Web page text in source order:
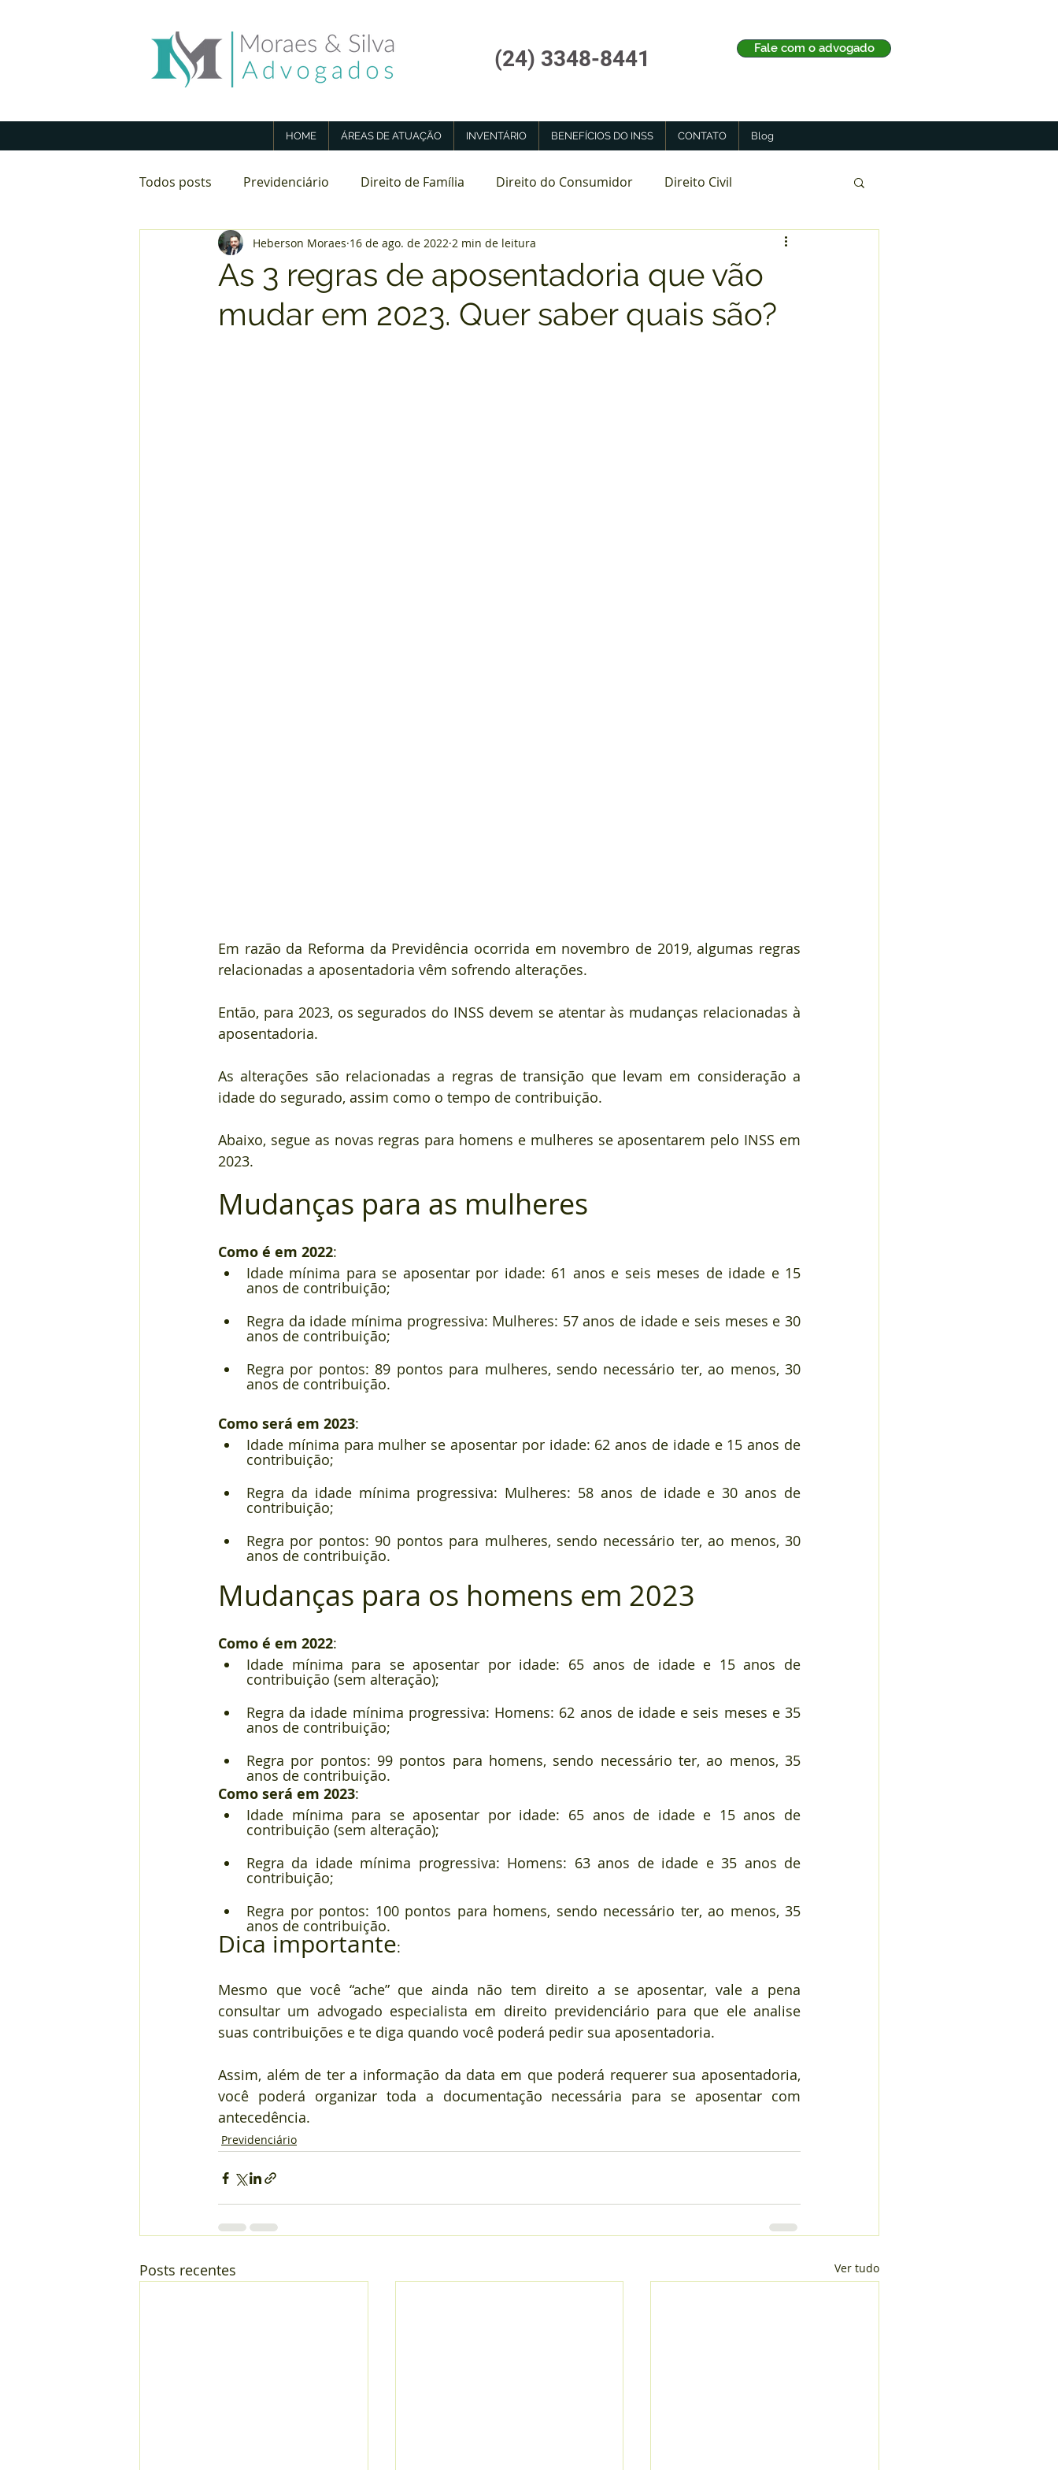
(24) 3348-8441 Fale com o advogado
HOME ÁREAS DE ATUAÇÃO INVENTÁRIO BENEFÍCIOS DO INSS CONTATO Blog
Todos posts Previdenciário Direito de Família Direito do Consumidor Direito Civil
Direito Imobiliário Aposentadoria Especial Perícia Médica INSS
As 3 regras de aposentadoria que vão
mudar em 2023. Quer saber quais são?
Heberson Moraes 16 de ago. de 2022 2 min de leitura
Em razão da Reforma da Previdência ocorrida em novembro de 2019, algumas regras
relacionadas a aposentadoria vêm sofrendo alterações.
Então, para 2023, os segurados do INSS devem se atentar às mudanças relacionadas à
aposentadoria.
As alterações são relacionadas a regras de transição que levam em consideração a
idade do segurado, assim como o tempo de contribuição.
Abaixo, segue as novas regras para homens e mulheres se aposentarem pelo INSS em
2023.
Mudanças para as mulheres
Como é em 2022:
Idade mínima para se aposentar por idade: 61 anos e seis meses de idade e 15
anos de contribuição;
Regra da idade mínima progressiva: Mulheres: 57 anos de idade e seis meses e 30
anos de contribuição;
Regra por pontos: 89 pontos para mulheres, sendo necessário ter, ao menos, 30
anos de contribuição.
Como será em 2023:
Idade mínima para mulher se aposentar por idade: 62 anos de idade e 15 anos de
contribuição;
Regra da idade mínima progressiva: Mulheres: 58 anos de idade e 30 anos de
contribuição;
Regra por pontos: 90 pontos para mulheres, sendo necessário ter, ao menos, 30
anos de contribuição.
Mudanças para os homens em 2023
Como é em 2022:
Idade mínima para se aposentar por idade: 65 anos de idade e 15 anos de
contribuição (sem alteração);
Regra da idade mínima progressiva: Homens: 62 anos de idade e seis meses e 35
anos de contribuição;
Regra por pontos: 99 pontos para homens, sendo necessário ter, ao menos, 35
anos de contribuição.
Como será em 2023:
Idade mínima para se aposentar por idade: 65 anos de idade e 15 anos de
contribuição (sem alteração);
Regra da idade mínima progressiva: Homens: 63 anos de idade e 35 anos de
contribuição;
Regra por pontos: 100 pontos para homens, sendo necessário ter, ao menos, 35
anos de contribuição.
Dica importante:
Mesmo que você “ache” que ainda não tem direito a se aposentar, vale a pena
consultar um advogado especialista em direito previdenciário para que ele analise
suas contribuições e te diga quando você poderá pedir sua aposentadoria.
Assim, além de ter a informação da data em que poderá requerer sua aposentadoria,
você poderá organizar toda a documentação necessária para se aposentar com
antecedência.
Previdenciário
Posts recentes Ver tudo